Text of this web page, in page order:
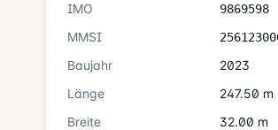
IMO 9869598
MMSI
Baujahr
2023
Länge
247.50 m
Breite
32.00 m